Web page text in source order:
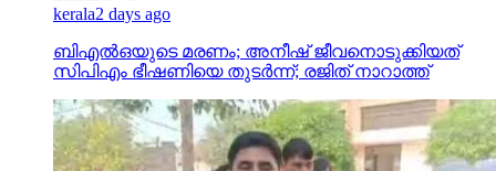
kerala2 days ago
ബിഎല്‍ഒയുടെ മരണം; അനീഷ് ജീവനൊടുക്കിയത്
സിപിഎം ഭീഷണിയെ തുടര്‍ന്ന്; രജിത് നാറാത്ത്